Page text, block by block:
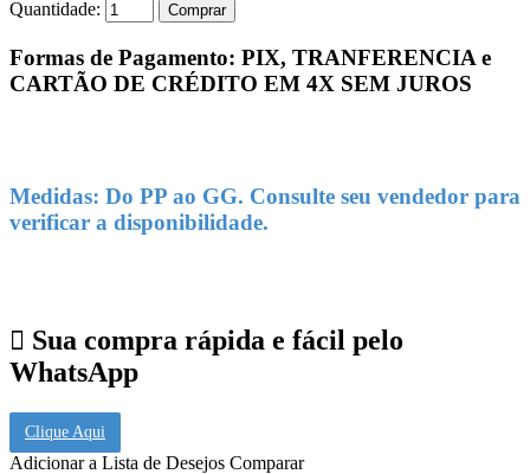
Quantidade:
Comprar
Formas de Pagamento: PIX, TRANFERENCIA e
CARTÃO DE CRÉDITO EM 4X SEM JUROS
Medidas: Do PP ao GG. Consulte seu vendedor para
verificar a disponibilidade.
Sua compra rápida e fácil pelo
WhatsApp
Clique Aqui
Adicionar a Lista de Desejos Comparar